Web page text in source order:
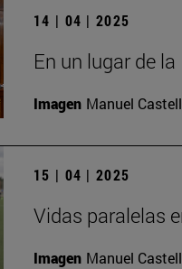
14 | 04 | 2025
En un lugar de
Imagen Manuel
15 | 04 | 2025
Vidas paralelas
Imagen Manuel